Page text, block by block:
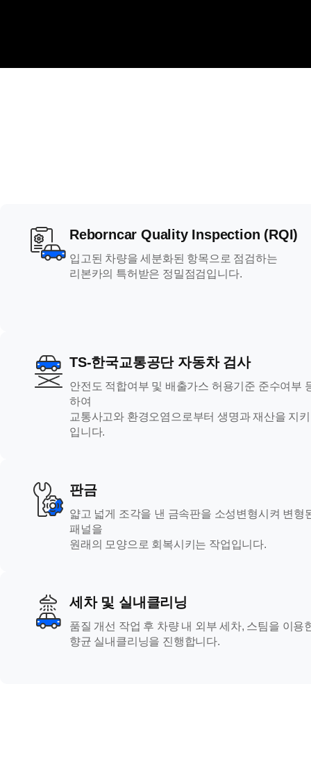
Reborncar Quality Inspection (RQI)
입고된 차량을 세분화된 항목으로 점검하는
리본카의 특허받은 정밀점검입니다.
TS-한국교통공단 자동차 검사
안전도 적합여부 및 배출가스 허용기준 준수여부
하여
교통사고와 환경오염으로부터 생명과 재산을 지
입니다.
판금
얇고 넓게 조각을 낸 금속판을 소성변형시켜 변형
패널을
원래의 모양으로 회복시키는 작업입니다.
세차 및 실내클리닝
품질 개선 작업 후 차량 내 외부 세차, 스팀을 이용
향균 실내클리닝을 진행합니다.